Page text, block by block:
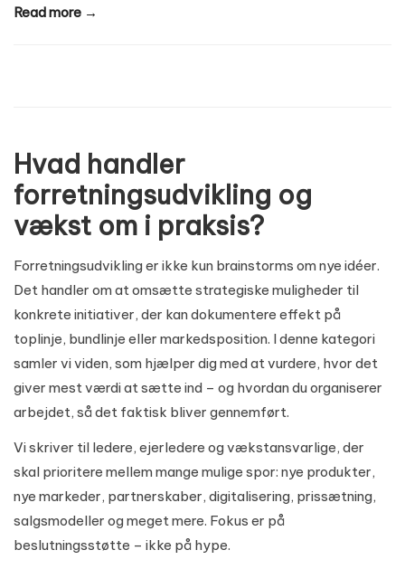
Read more →
Hvad handler
forretningsudvikling og
vækst om i praksis?
Forretningsudvikling er ikke kun brainstorms om nye idéer.
Det handler om at omsætte strategiske muligheder til
konkrete initiativer, der kan dokumentere effekt på
toplinje, bundlinje eller markedsposition. I denne kategori
samler vi viden, som hjælper dig med at vurdere, hvor det
giver mest værdi at sætte ind – og hvordan du organiserer
arbejdet, så det faktisk bliver gennemført.
Vi skriver til ledere, ejerledere og vækstansvarlige, der
skal prioritere mellem mange mulige spor: nye produkter,
nye markeder, partnerskaber, digitalisering, prissætning,
salgsmodeller og meget mere. Fokus er på
beslutningsstøtte – ikke på hype.